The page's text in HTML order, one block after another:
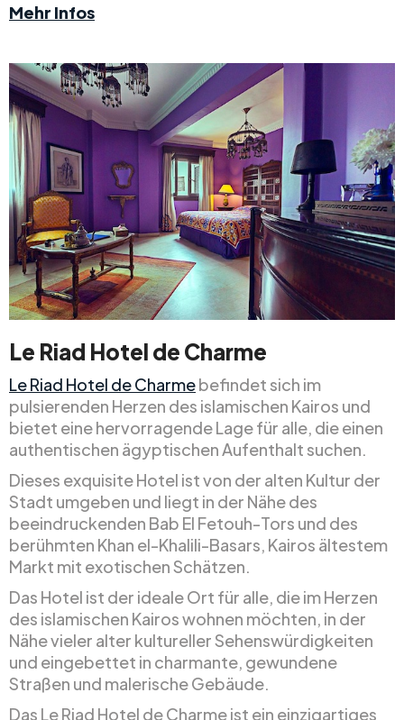
Mehr Infos
Le Riad Hotel de Charme
Le Riad Hotel de Charmebefindet sich im
pulsierenden Herzen des islamischen Kairos und
bietet eine hervorragende Lage für alle, die einen
authentischen ägyptischen Aufenthalt suchen.
Dieses exquisite Hotel ist von der alten Kultur der
Stadt umgeben und liegt in der Nähe des
beeindruckenden Bab El Fetouh-Tors und des
berühmten Khan el-Khalili-Basars, Kairos ältestem
Markt mit exotischen Schätzen.
Das Hotel ist der ideale Ort für alle, die im Herzen
des islamischen Kairos wohnen möchten, in der
Nähe vieler alter kultureller Sehenswürdigkeiten
und eingebettet in charmante, gewundene
Straßen und malerische Gebäude.
Das Le Riad Hotel de Charme ist ein einzigartiges